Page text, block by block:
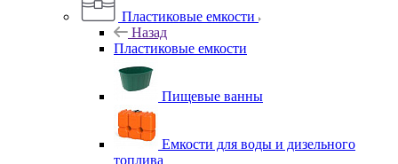
Пластиковые емкости
Назад
Пластиковые емкости
Пищевые ванны
Емкости для воды и дизельного
топлива